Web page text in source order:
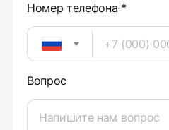
Номер телефона *
Вопрос